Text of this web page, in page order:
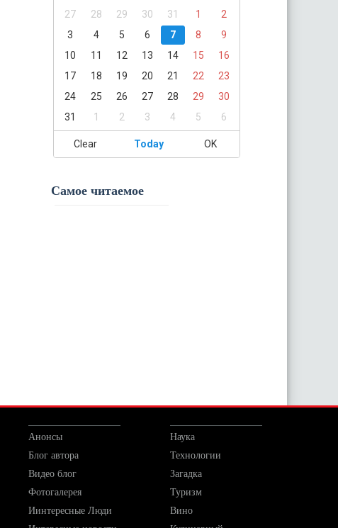
27
28 29 30 31 1
2
3
4 5 6 7 8
9
10
11 12 13 14 15
16
17
18 19 20 21 22
23
24
25 26 27 28 29
30
31
1 2 3 4 5 6
Clear Today OK
Самое читаемое
Анонсы
Блог автора
Видео блог
Фотогалерея
Иинтересные Люди
Наука
Технологии
Загадка
Туризм
Вино